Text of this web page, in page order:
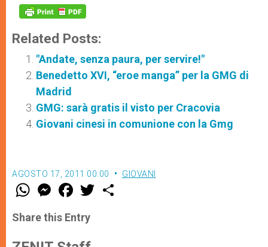
Related Posts:
"Andate, senza paura, per servire!"
Benedetto XVI, “eroe manga” per la GMG di
Madrid
GMG: sarà gratis il visto per Cracovia
Giovani cinesi in comunione con la Gmg
AGOSTO 17, 2011 00:00 GIOVANI
W
t
s
p
M
e
s
e
g
F
a
e
b
o
w
Share this Entry